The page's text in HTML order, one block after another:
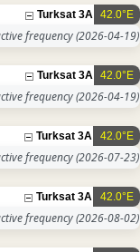
42.0°E
Turksat 3A
frequency(2026-04-19)
42.0°E
Turksat 3A
frequency(2026-04-19)
42.0°E
Turksat 3A
frequency(2026-07-23)
42.0°E
Turksat 3A
frequency(2026-08-02)